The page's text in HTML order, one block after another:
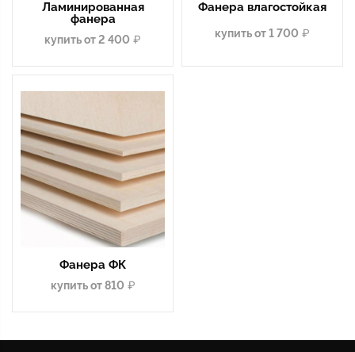
Ламинированная
фанера
купить от 2 400
Фанера влагостойкая
купить от 1 700
Фанера ФК
купить от 810